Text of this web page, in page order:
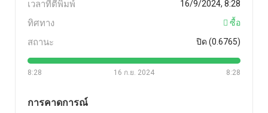
เวลาที่ตีพิมพ์ 16/9/2024, 8:28
ทิศทาง ซื้อ
สถานะ ปิด (0.6765)
8:28 8:28
16 ก.ย. 2024
การคาดการณ์